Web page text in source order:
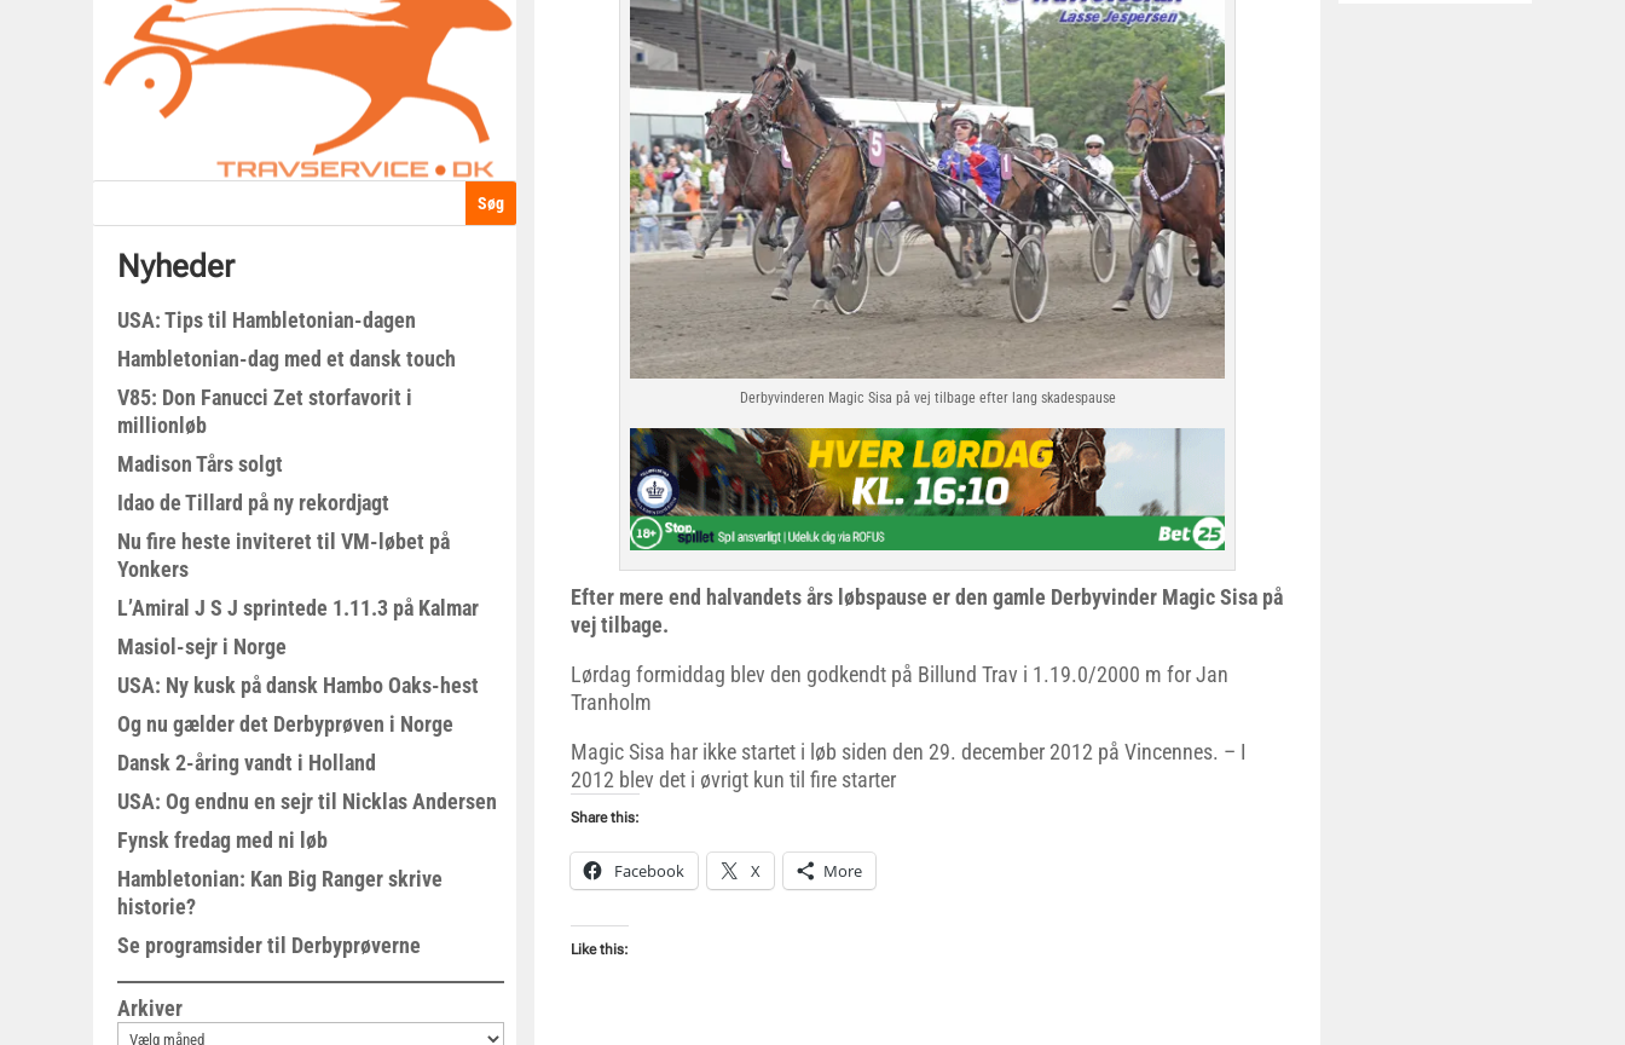
Nyheder
USA: Tips til Hambletonian-dagen
Hambletonian-dag med et dansk touch
V85: Don Fanucci Zet storfavorit i
millionløb
Madison Tårs solgt
Idao de Tillard på ny rekordjagt
Nu fire heste inviteret til VM-løbet på
Yonkers
L’Amiral J S J sprintede 1.11.3 på Kalmar
Masiol-sejr i Norge
USA: Ny kusk på dansk Hambo Oaks-hest
Og nu gælder det Derbyprøven i Norge
Dansk 2-åring vandt i Holland
USA: Og endnu en sejr til Nicklas Andersen
Fynsk fredag med ni løb
Hambletonian: Kan Big Ranger skrive
historie?
Se programsider til Derbyprøverne
Arkiver
Derbyvinderen Magic Sisa på vej tilbage efter lang skadespause
Efter mere end halvandets års løbspause er den gamle Derbyvinder Magic Sisa på
vej tilbage.
Lørdag formiddag blev den godkendt på Billund Trav i 1.19.0/2000 m for Jan
Tranholm
Magic Sisa har ikke startet i løb siden den 29. december 2012 på Vincennes. – I
2012 blev det i øvrigt kun til fire starter
Share this:
Facebook X More
Like this: